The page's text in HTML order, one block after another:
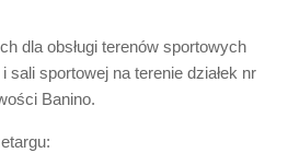
dla obsługi terenów sportowych
sali sportowej na terenie działek nr
Banino.